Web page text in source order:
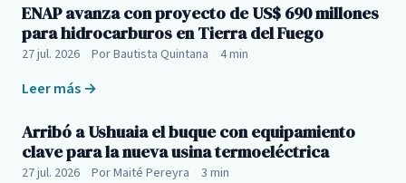
ENAP avanza con proyecto de US$ 690 millones
para hidrocarburos en Tierra del Fuego
27 jul. 2026 Por Bautista Quintana 4 min
Leer más →
Arribó a Ushuaia el buque con equipamiento
clave para la nueva usina termoeléctrica
27 jul. 2026 Por Maité Pereyra 3 min